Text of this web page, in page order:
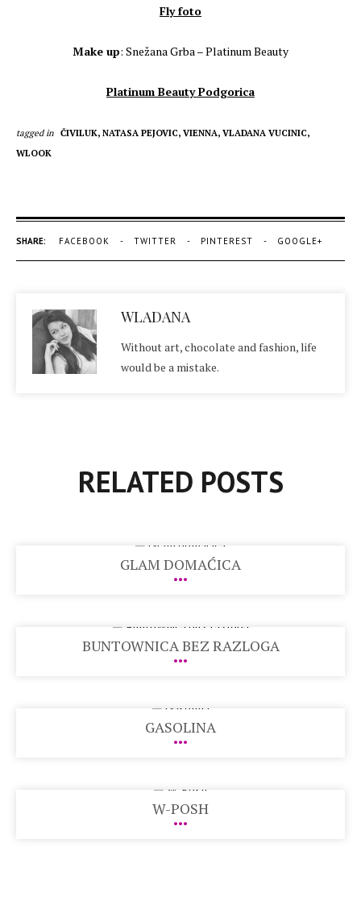
Fly foto
Make up: Snežana Grba – Platinum Beauty
Platinum Beauty Podgorica
tagged in ČIVILUK, NATASA PEJOVIC, VIENNA, VLADANA VUCINIC,
WLOOK
SHARE: FACEBOOK TWITTER PINTEREST GOOGLE+
WLADANA
Without art, chocolate and fashion, life
would be a mistake.
RELATED POSTS
GLAM DOMAĆICA
BUNTOWNICA BEZ RAZLOGA
GASOLINA
W-POSH